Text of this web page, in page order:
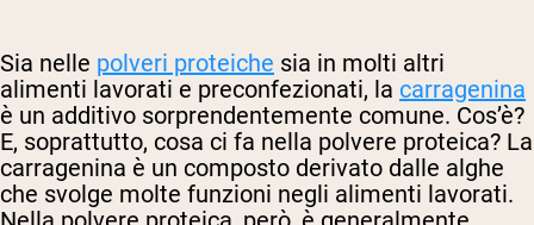
Sia nelle polveri proteiche sia in molti altri
alimenti lavorati e preconfezionati, la carragenina
è un additivo sorprendentemente comune. Cos’è?
E, soprattutto, cosa ci fa nella polvere proteica? La
carragenina è un composto derivato dalle alghe
che svolge molte funzioni negli alimenti lavorati.